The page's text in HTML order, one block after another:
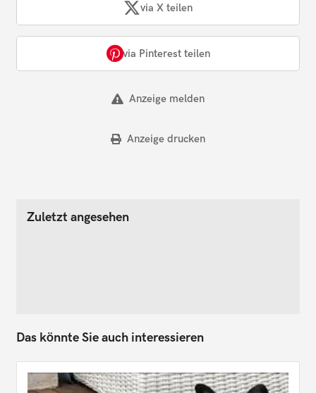
via X teilen
via Pinterest teilen
Anzeige melden
Anzeige drucken
Zuletzt angesehen
Das könnte Sie auch interessieren